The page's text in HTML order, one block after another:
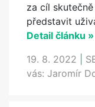
za cíl
představit
Detail článku »
19. 8. 2022
vás: Jaromír